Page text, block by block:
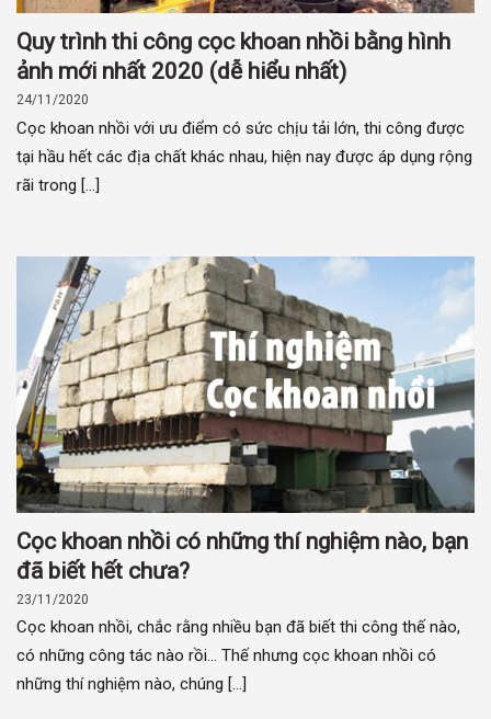
Quy trình thi công cọc khoan nhồi bằng hình
ảnh mới nhất 2020 (dễ hiểu nhất)
24/11/2020
Cọc khoan nhồi với ưu điểm có sức chịu tải lớn, thi công được
tại hầu hết các địa chất khác nhau, hiện nay được áp dụng rộng
rãi trong [...]
Cọc khoan nhồi có những thí nghiệm nào, bạn
đã biết hết chưa?
23/11/2020
Cọc khoan nhồi, chắc rằng nhiều bạn đã biết thi công thế nào,
có những công tác nào rồi… Thế nhưng cọc khoan nhồi có
những thí nghiệm nào, chúng [...]